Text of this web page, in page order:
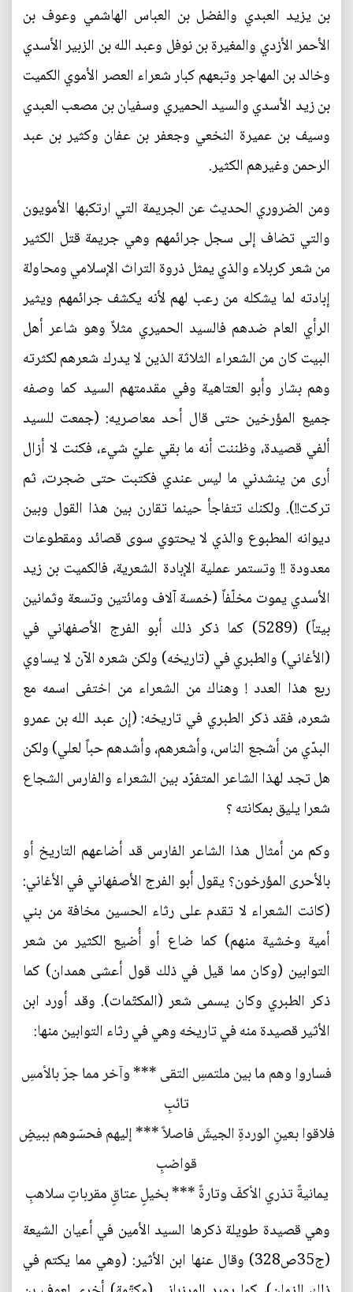
بن يزيد العبدي والفضل بن العباس الهاشمي وعوف بن
الأحمر الأزدي والمغيرة بن نوفل وعبد الله بن الزبير الأسدي
وخالد بن المهاجر وتبعهم كبار شعراء العصر الأموي الكميت
بن زيد الأسدي والسيد الحميري وسفيان بن مصعب العبدي
وسيف بن عميرة النخعي وجعفر بن عفان وكثير بن عبد
الرحمن وغيرهم الكثير.
ومن الضروري الحديث عن الجريمة التي ارتكبها الأمويون
والتي تضاف إلى سجل جرائمهم وهي جريمة قتل الكثير
من شعر كربلاء والذي يمثل ذروة التراث الإسلامي ومحاولة
إبادته لما يشكله من رعب لهم لأنه يكشف جرائمهم ويثير
الرأي العام ضدهم فالسيد الحميري مثلاً وهو شاعر أهل
البيت كان من الشعراء الثلاثة الذين لا يدرك شعرهم لكثرته
وهم بشار وأبو العتاهية وفي مقدمتهم السيد كما وصفه
جميع المؤرخين حتى قال أحد معاصريه: (جمعت للسيد
ألفي قصيدة، وظننت أنه ما بقي عليّ شيء، فكنت لا أزال
أرى من ينشدني ما ليس عندي فكتبت حتى ضجرت، ثم
تركت!!). ولكنك تتفاجأ حينما تقارن بين هذا القول وبين
ديوانه المطبوع والذي لا يحتوي سوى قصائد ومقطوعات
معدودة !! وتستمر عملية الإبادة الشعرية، فالكميت بن زيد
الأسدي يموت مخلّفاً (خمسة آلاف ومائتين وتسعة وثمانين
بيتاً) (5289) كما ذكر ذلك أبو الفرج الأصفهاني في
(الأغاني) والطبري في (تاريخه) ولكن شعره الآن لا يساوي
ربع هذا العدد ! وهناك من الشعراء من اختفى اسمه مع
شعره، فقد ذكر الطبري في تاريخه: (إن عبد الله بن عمرو
البدّي من أشجع الناس، وأشعرهم، وأشدهم حباً لعلي) ولكن
هل تجد لهذا الشاعر المتفرّد بين الشعراء والفارس الشجاع
شعرا يليق بمكانته ؟
وكم من أمثال هذا الشاعر الفارس قد أضاعهم التاريخ أو
بالأحرى المؤرخون؟ يقول أبو الفرج الأصفهاني في الأغاني:
(كانت الشعراء لا تقدم على رثاء الحسين مخافة من بني
أمية وخشية منهم) كما ضاع أو أُضيع الكثير من شعر
التوابين (وكان مما قيل في ذلك قول أعشى همدان) كما
ذكر الطبري وكان يسمى شعر (المكتّمات). وقد أورد ابن
الأثير قصيدة منه في تاريخه وهي في رثاء التوابين منها:
فساروا وهم ما بين ملتمسِ التقى *** وآخر مما جرّ بالأمسِ
تائبِ
فلاقوا بعينِ الوردةِ الجيشَ فاصلاً *** إليهم فحسّوهم ببيضٍ
قواضبِ
يمانيةً تذري الأكفّ وتارةً *** بخيلٍ عتاقٍ مقرباتٍ سلاهبِ
وهي قصيدة طويلة ذكرها السيد الأمين في أعيان الشيعة
(ج35ص328) وقال عنها ابن الأثير: (وهي مما يكتم في